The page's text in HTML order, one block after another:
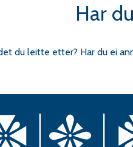
Har
du leitte etter? Har du ei